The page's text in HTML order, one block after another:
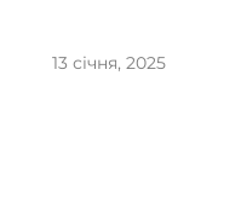
13 січня, 2025